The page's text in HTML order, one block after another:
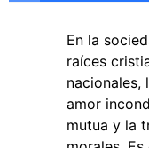
En la
raíces
nacionales,
amor
mutua y la